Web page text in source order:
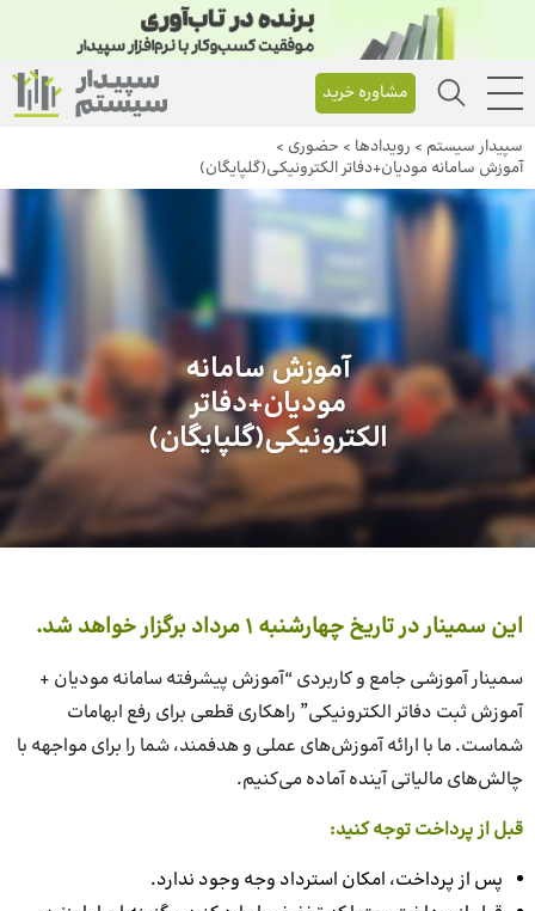
مشاوره خرید
سپیدار سیستم > رویداد‌ها > حضوری >
آموزش سامانه مودیان+دفاتر الکترونیکی(گلپایگان)
آموزش سامانه
مودیان+دفاتر
الکترونیکی(گلپایگان)
این سمینار در تاریخ چهارشنبه 1 مرداد برگزار خواهد شد.
سمینار آموزشی جامع و کاربردی “آموزش پیشرفته سامانه مودیان +
آموزش ثبت دفاتر الکترونیکی” راهکاری قطعی برای رفع ابهامات
شماست. ما با ارائه آموزش‌های عملی و هدفمند، شما را برای مواجهه با
چالش‌های مالیاتی آینده آماده می‌کنیم.
قبل از پرداخت توجه کنید:
پس از پرداخت، امکان استرداد وجه وجود ندارد.